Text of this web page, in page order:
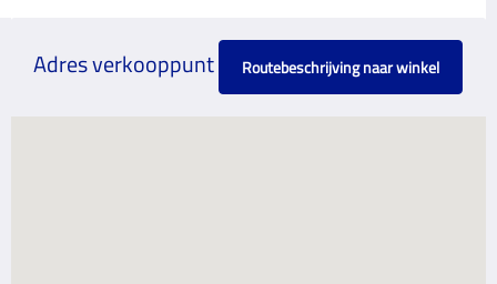
Adres verkooppunt Routebeschrijving naar winkel